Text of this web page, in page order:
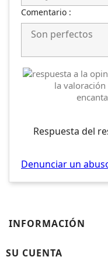
Comentario :
la
Respuesta del
Denunciar un
INFORMACIÓN
SU CUENTA